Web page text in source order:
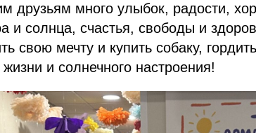
друзьям много улыбок, радости,
и солнца, счастья, свободы и
свою мечту и купить собаку,
и солнечного настроения!